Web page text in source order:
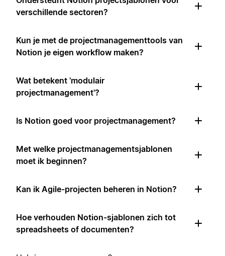
verschillende sectoren?
Kun je met de projectmanagementtools van
Notion je eigen workflow maken?
Wat betekent 'modulair
projectmanagement'?
Is Notion goed voor projectmanagement?
Met welke projectmanagementsjablonen
moet ik beginnen?
Kan ik Agile-projecten beheren in Notion?
Hoe verhouden Notion-sjablonen zich tot
spreadsheets of documenten?